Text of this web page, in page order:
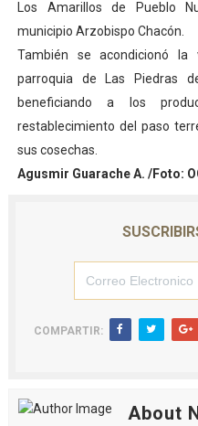
Los Amarillos de Pueblo
municipio Arzobispo Chacón.
También se acondicionó la
parroquia de Las Piedras
beneficiando a los
restablecimiento del paso
sus cosechas.
Agusmir Guarache A. /Foto:
COMPARTIR:
About